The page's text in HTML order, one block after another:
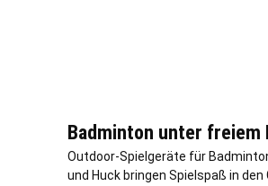
Badminton unter freiem
Outdoor-Spielgeräte für
und Huck bringen Spielspaß in den